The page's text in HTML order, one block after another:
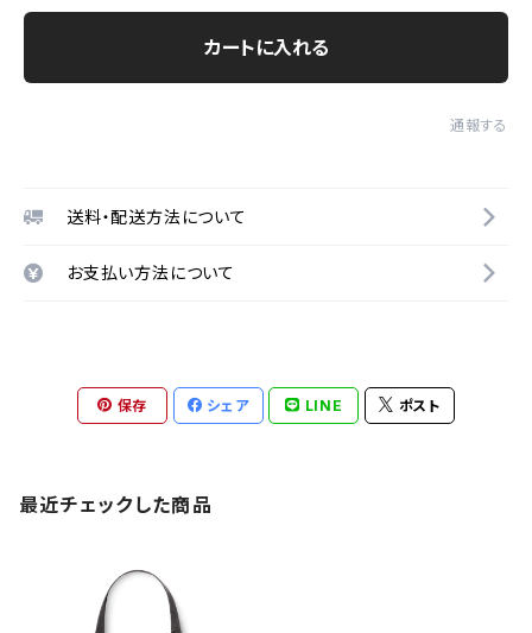
カートに入れる
通報する
送料・配送方法について
お支払い方法について
保存 シェア LINE ポスト
最近チェックした商品